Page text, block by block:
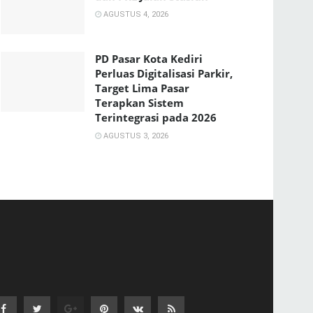
AGUSTUS 4, 2026
PD Pasar Kota Kediri
Perluas Digitalisasi Parkir,
Target Lima Pasar
Terapkan Sistem
Terintegrasi pada 2026
AGUSTUS 3, 2026